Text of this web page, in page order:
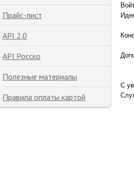
Прайс-лист
API 2.0
API Росско
Полезные материалы
Правила оплаты картой
С